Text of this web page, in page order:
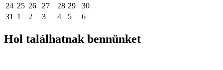
24 25 26 27 28 29
30
31
1 2 3 4 5 6
Hol találhatnak bennünket